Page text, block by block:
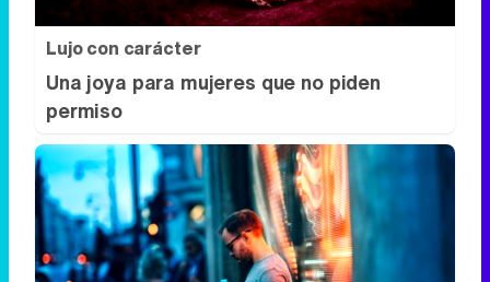
Lujo con carácter
Una joya para mujeres que no piden
permiso